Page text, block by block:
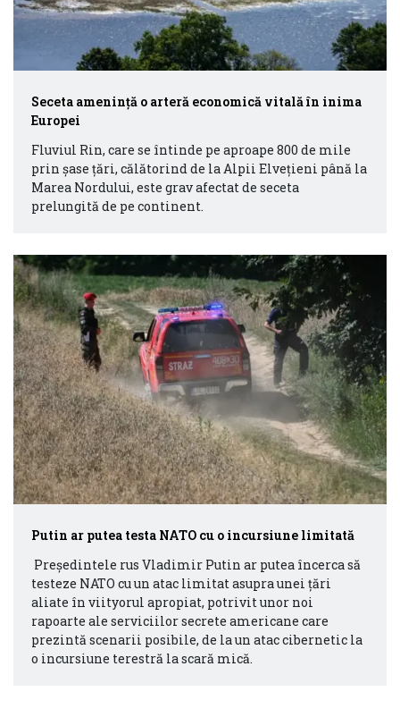
Seceta amenință o arteră economică vitală în inima
Europei
Fluviul Rin, care se întinde pe aproape 800 de mile
prin șase țări, călătorind de la Alpii Elvețieni până la
Marea Nordului, este grav afectat de seceta
prelungită de pe continent.
Putin ar putea testa NATO cu o incursiune limitată
Președintele rus Vladimir Putin ar putea încerca să
testeze NATO cu un atac limitat asupra unei țări
aliate în viityorul apropiat, potrivit unor noi
rapoarte ale serviciilor secrete americane care
prezintă scenarii posibile, de la un atac cibernetic la
o incursiune terestră la scară mică.